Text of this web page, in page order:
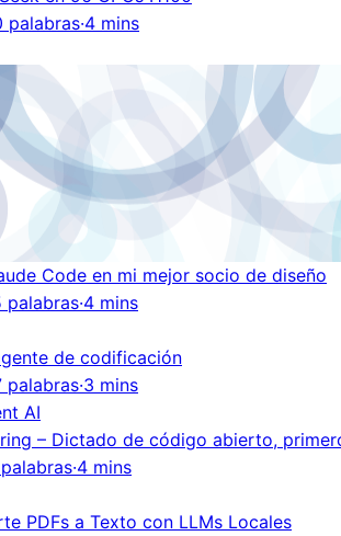
palabras·4 mins
Code en mi mejor socio de diseño
palabras·4 mins
de codificación
palabras·3 mins
AI
– Dictado de código abierto,
·4 mins
PDFs a Texto con LLMs Locales